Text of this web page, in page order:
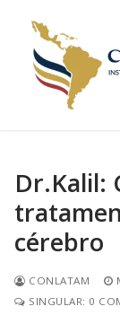
Dr.Kalil:
cérebro
CONLATAM
SINGULAR: 0